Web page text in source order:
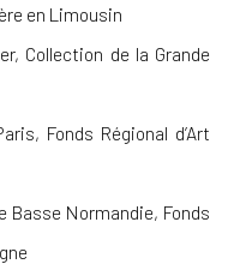
en Limousin
Collection de la Grande
Fonds Régional d’Art
Basse Normandie, Fonds